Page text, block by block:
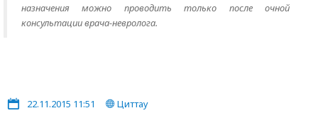
назначения можно проводить только после очной
консультации врача-невролога.
22.11.2015 11:51
Циттау